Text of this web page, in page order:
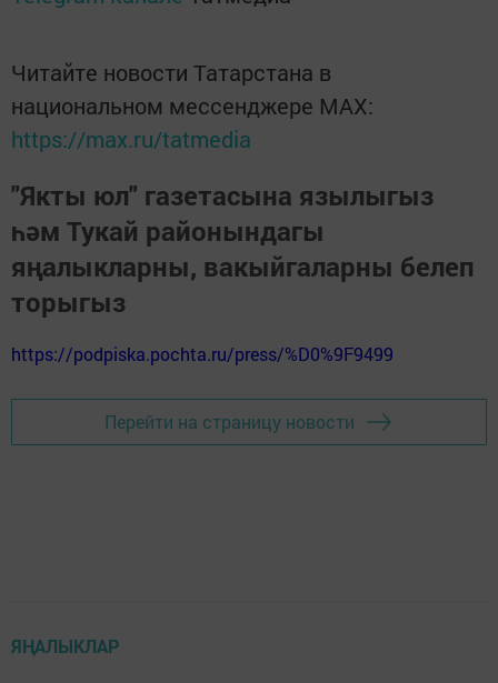
Читайте новости Татарстана в
национальном мессенджере MАХ:
https://max.ru/tatmedia
"Якты юл" газетасына язылыгыз
һәм Тукай районындагы
яңалыкларны, вакыйгаларны белеп
торыгыз
https://podpiska.pochta.ru/press/%D0%9F9499
Перейти на страницу новости
ЯҢАЛЫКЛАР